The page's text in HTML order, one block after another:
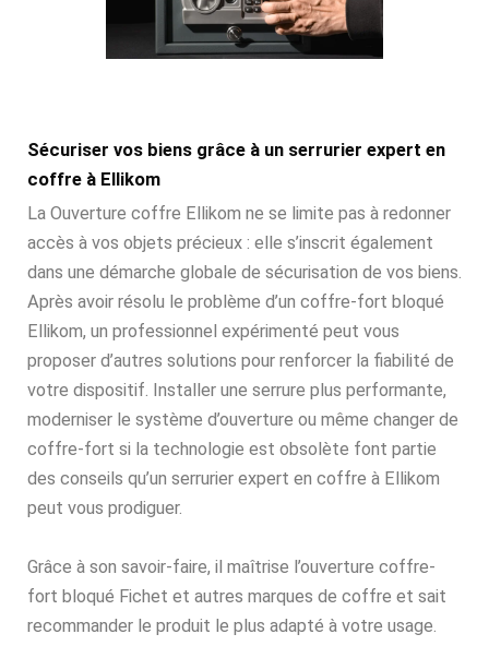
Sécuriser vos biens grâce à un serrurier expert en
coffre à Ellikom
La Ouverture coffre Ellikom ne se limite pas à redonner
accès à vos objets précieux : elle s’inscrit également
dans une démarche globale de sécurisation de vos biens.
Après avoir résolu le problème d’un coffre-fort bloqué
Ellikom, un professionnel expérimenté peut vous
proposer d’autres solutions pour renforcer la fiabilité de
votre dispositif. Installer une serrure plus performante,
moderniser le système d’ouverture ou même changer de
coffre-fort si la technologie est obsolète font partie
des conseils qu’un serrurier expert en coffre à Ellikom
peut vous prodiguer.
Grâce à son savoir-faire, il maîtrise l’ouverture coffre-
fort bloqué Fichet et autres marques de coffre et sait
recommander le produit le plus adapté à votre usage.